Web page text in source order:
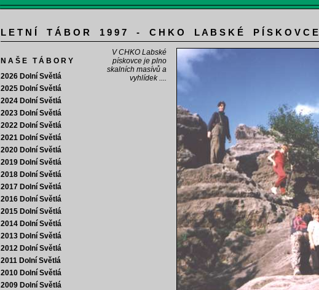
L E T N Í T Á B O R 1 9 9 7 - C H K O L A B S K É P Í S K O V C E
N A Š E T Á B O R Y
2026 Dolní Světlá
2025 Dolní Světlá
2024 Dolní Světlá
2023 Dolní Světlá
2022 Dolní Světlá
2021 Dolní Světlá
2020 Dolní Světlá
2019 Dolní Světlá
2018 Dolní Světlá
2017 Dolní Světlá
2016 Dolní Světlá
2015 Dolní Světlá
2014 Dolní Světlá
2013 Dolní Světlá
2012 Dolní Světlá
2011 Dolní Světlá
2010 Dolní Světlá
2009 Dolní Světlá
V CHKO Labské
pískovce je plno
skalních masívů a
vyhlídek ....